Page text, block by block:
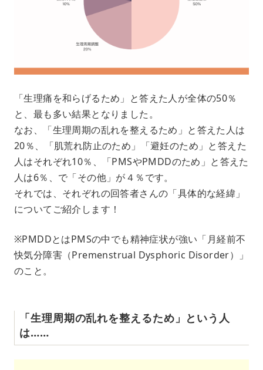
「生理痛を和らげるため」と答えた人が全体の50％
と、最も多い結果となりました。
なお、「生理周期の乱れを整えるため」と答えた人は
20％、「肌荒れ防止のため」「避妊のため」と答えた
人はそれぞれ10％、「PMSやPMDDのため」と答えた
人は6％、で「その他」が４％です。
それでは、それぞれの回答者さんの「具体的な経緯」
についてご紹介します！
※PMDDとはPMSの中でも精神症状が強い「月経前不
快気分障害（Premenstrual Dysphoric Disorder）」
のこと。
「生理周期の乱れを整えるため」という人
は……